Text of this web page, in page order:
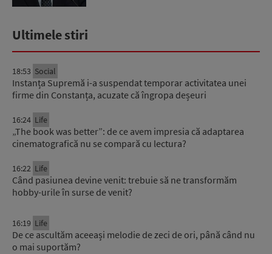
Ultimele stiri
18:53 Social
Instanța Supremă i-a suspendat temporar activitatea unei
firme din Constanța, acuzate că îngropa deșeuri
16:24 Life
„The book was better”: de ce avem impresia că adaptarea
cinematografică nu se compară cu lectura?
16:22 Life
Când pasiunea devine venit: trebuie să ne transformăm
hobby-urile în surse de venit?
16:19 Life
De ce ascultăm aceeași melodie de zeci de ori, până când nu
o mai suportăm?